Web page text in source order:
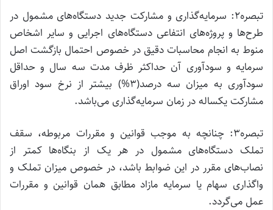
تبصره۲: سرمایه‌گذاری و مشارکت جدید دستگاه‌های مشمول در
طرح‌ها و پروژه‌های انتفاعی دستگاه‌های اجرایی و سایر اشخاص
منوط به انجام محاسبات دقیق در خصوص احتمال بازگشت اصل
سرمایه و سودآوری آن حداکثر ظرف مدت سه سال و حداقل
سودآوری به میزان سه درصد(۳%) بیشتر از نرخ سود اوراق
مشارکت یکساله در زمان سرمایه‌گذاری می‌باشد.
تبصره۳: چنانچه به موجب قوانین و مقررات مربوطه، سقف
تملک دستگاه‌های مشمول در هر یک از بنگاه‌ها کمتر از
نصاب‌های مقرر در این ضوابط باشد، در خصوص میزان تملک و
واگذاری سهام یا سرمایه مازاد مطابق همان قوانین و مقررات
عمل می‌گردد.